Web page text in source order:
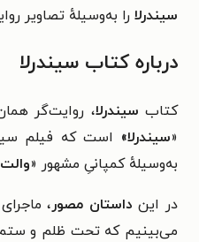
سیندرلا را به‌وسیلهٔ تصاویر
درباره کتاب سیندرلا
کتاب سیندرلا، روایت‌گر
«سیندرلا» است که فیلم
به‌وسیلهٔ کمپانیِ مشهور «
در این داستان مصور،
می‌بینیم که تحت ظلم و ستم